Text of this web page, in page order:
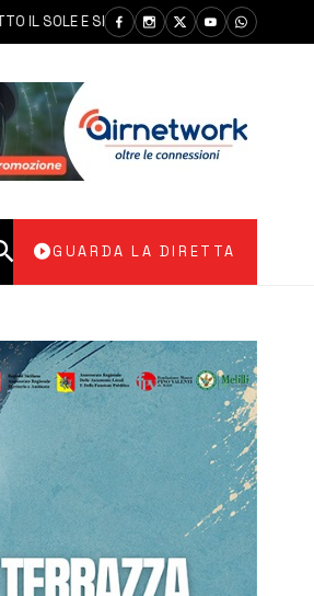
E SENZA ACQUA: CARABINIERI DENUNCIANO
GUARDA LA DIRETTA